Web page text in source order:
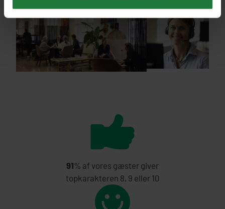
91% af vores gæster giver
topkarakteren 8, 9 eller 10